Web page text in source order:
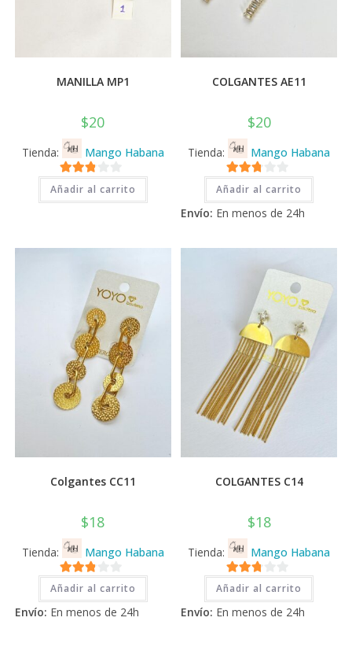
MANILLA MP1
$20
Tienda: Mango Habana
2.71
de 5
Añadir al carrito
COLGANTES AE11
$20
Tienda: Mango Habana
2.71
de 5
Añadir al carrito
Envío: En menos de 24h
Colgantes CC11
$18
Tienda: Mango Habana
2.71
de 5
Añadir al carrito
Envío: En menos de 24h
COLGANTES C14
$18
Tienda: Mango Habana
2.71
de 5
Añadir al carrito
Envío: En menos de 24h